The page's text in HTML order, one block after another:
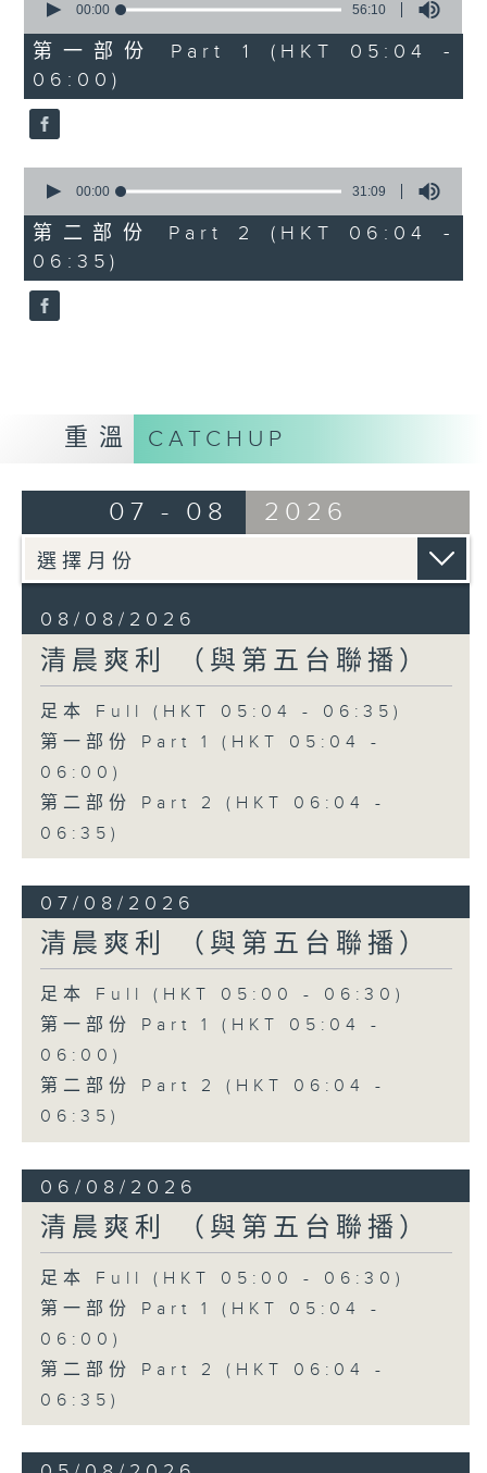
seconds
56
minutes,
10
seconds
00:00 56:10
第一部份 Part 1 (HKT 05:04 -
06:00)
seconds
31
minutes,
9
seconds
00:00 31:09
第二部份 Part 2 (HKT 06:04 -
06:35)
重溫 CATCHUP
07 - 08 2026
08/08/2026
清晨爽利 （與第五台聯播）
足本 Full (HKT 05:04 - 06:35)
第一部份 Part 1 (HKT 05:04 -
06:00)
第二部份 Part 2 (HKT 06:04 -
06:35)
07/08/2026
清晨爽利 （與第五台聯播）
足本 Full (HKT 05:00 - 06:30)
第一部份 Part 1 (HKT 05:04 -
06:00)
第二部份 Part 2 (HKT 06:04 -
06:35)
06/08/2026
清晨爽利 （與第五台聯播）
足本 Full (HKT 05:00 - 06:30)
第一部份 Part 1 (HKT 05:04 -
06:00)
第二部份 Part 2 (HKT 06:04 -
06:35)